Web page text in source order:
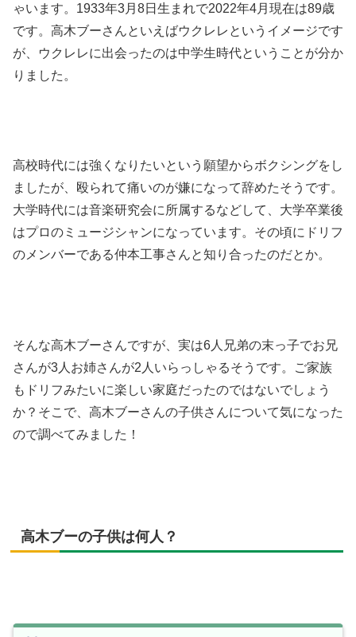
ゃいます。1933年3月8日生まれで2022年4月現在は89歳
です。高木ブーさんといえばウクレレというイメージです
が、ウクレレに出会ったのは中学生時代ということが分か
りました。
高校時代には強くなりたいという願望からボクシングをし
ましたが、殴られて痛いのが嫌になって辞めたそうです。
大学時代には音楽研究会に所属するなどして、大学卒業後
はプロのミュージシャンになっています。その頃にドリフ
のメンバーである仲本工事さんと知り合ったのだとか。
そんな高木ブーさんですが、実は6人兄弟の末っ子でお兄
さんが3人お姉さんが2人いらっしゃるそうです。ご家族
もドリフみたいに楽しい家庭だったのではないでしょう
か？そこで、高木ブーさんの子供さんについて気になった
ので調べてみました！
高木ブーの子供は何人？